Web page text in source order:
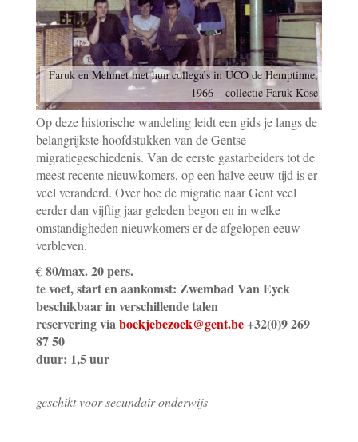
Faruk en Mehmet met hun collega’s in UCO de Hemptinne,
1966 – collectie Faruk Köse
Op deze historische wandeling leidt een gids je langs de
belangrijkste hoofdstukken van de Gentse
migratiegeschiedenis. Van de eerste gastarbeiders tot de
meest recente nieuwkomers, op een halve eeuw tijd is er
veel veranderd. Over hoe de migratie naar Gent veel
eerder dan vijftig jaar geleden begon en in welke
omstandigheden nieuwkomers er de afgelopen eeuw
verbleven.
€ 80/max. 20 pers.
te voet, start en aankomst: Zwembad Van Eyck
beschikbaar in verschillende talen
reservering viaboekjebezoek@gent.be+32(0)9 269
87 50
duur: 1,5 uur
geschikt voor secundair onderwijs